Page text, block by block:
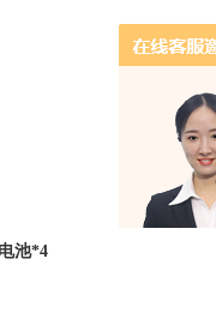
池*4